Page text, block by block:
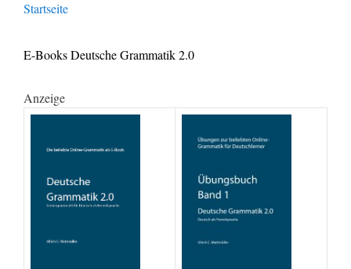
Startseite
E-Books Deutsche Grammatik 2.0
Anzeige